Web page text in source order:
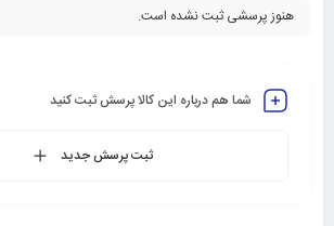
هنوز پرسشی ثبت نشده است.
شما هم درباره این کالا پرسش ثبت کنید
ثبت پرسش جدید